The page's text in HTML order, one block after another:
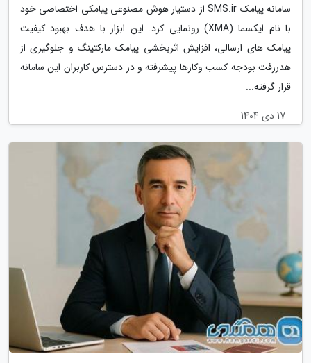
سامانه پیامک SMS.ir از دستیار هوش مصنوعی پیامکی اختصاصی خود
با نام ایکسما (XMA) رونمایی کرد. این ابزار با هدف بهبود کیفیت
پیامک های ارسالی، افزایش اثربخشی پیامک مارکتینگ و جلوگیری از
هدررفت بودجه کسب وکارها پیشرفته و در دسترس کاربران این سامانه
قرار گرفته...
17 دی 1404